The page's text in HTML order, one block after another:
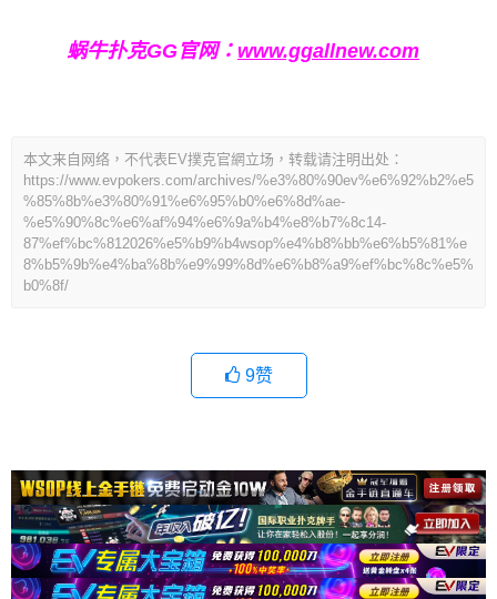
蜗牛扑克GG官网： www.ggallnew.com
本文来自网络，不代表EV撲克官網立场，转载请注明出处：
https://www.evpokers.com/archives/%e3%80%90ev%e6%92%b2%e5
%85%8b%e3%80%91%e6%95%b0%e6%8d%ae-
%e5%90%8c%e6%af%94%e6%9a%b4%e8%b7%8c14-
87%ef%bc%812026%e5%b9%b4wsop%e4%b8%bb%e6%b5%81%e
8%b5%9b%e4%ba%8b%e9%99%8d%e6%b8%a9%ef%bc%8c%e5%
b0%8f/
9赞